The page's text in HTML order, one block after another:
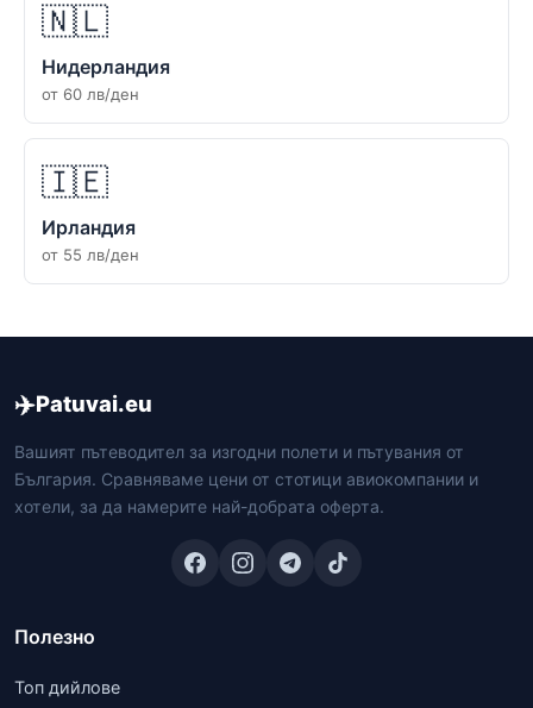
🇳🇱
Нидерландия
от 60 лв/ден
🇮🇪
Ирландия
от 55 лв/ден
✈️Patuvai.eu
Вашият пътеводител за изгодни полети и пътувания от
България. Сравняваме цени от стотици авиокомпании и
хотели, за да намерите най-добрата оферта.
Полезно
Топ дийлове